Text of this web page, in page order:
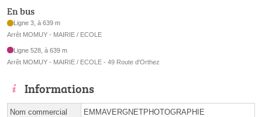
En bus
Ligne 3, à 639 m
Arrêt MOMUY - MAIRIE / ECOLE
Ligne 528, à 639 m
Arrêt MOMUY - MAIRIE / ECOLE - 49 Route d'Orthez
Informations
Nom commercial EMMAVERGNETPHOTOGRAPHIE